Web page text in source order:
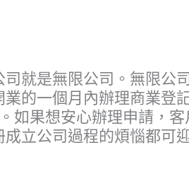
就是無限公司。無限公
業的一個月內辦理商業登
如果想安心辦理申請，
成立公司過程的煩惱都可